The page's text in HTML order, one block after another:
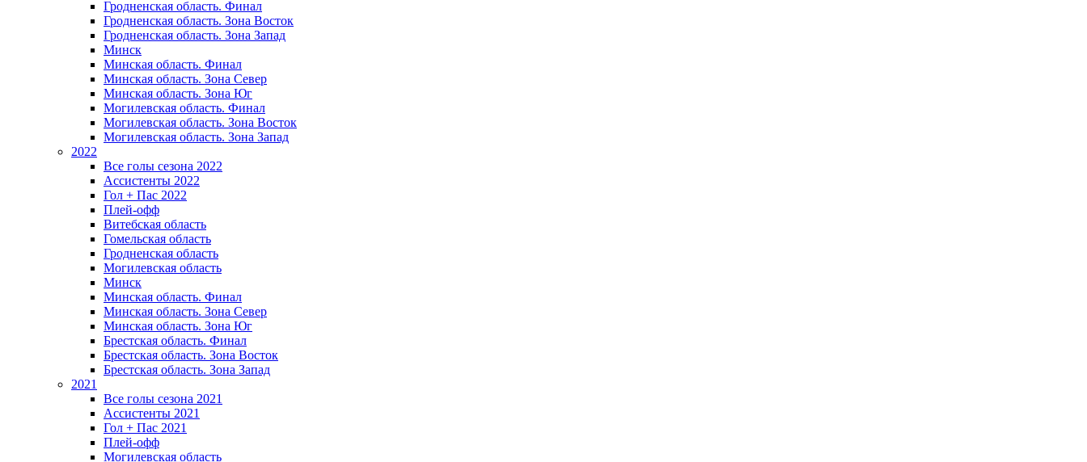
Гродненская область. Финал
Гродненская область. Зона Восток
Гродненская область. Зона Запад
Минск
Минская область. Финал
Минская область. Зона Север
Минская область. Зона Юг
Могилевская область. Финал
Могилевская область. Зона Восток
Могилевская область. Зона Запад
2022
Все голы сезона 2022
Ассистенты 2022
Гол + Пас 2022
Плей-офф
Витебская область
Гомельская область
Гродненская область
Могилевская область
Минск
Mинская область. Финал
Минская область. Зона Север
Минская область. Зона Юг
Брестская область. Финал
Брестская область. Зона Восток
Брестская область. Зона Запад
2021
Все голы сезона 2021
Ассистенты 2021
Гол + Пас 2021
Плей-офф
Могилевская область